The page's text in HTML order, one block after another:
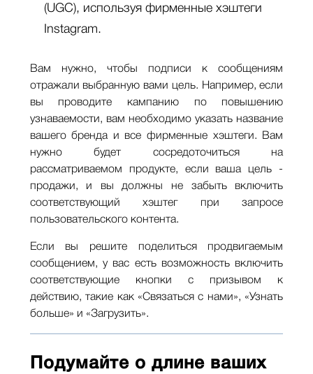
(UGC), используя фирменные хэштеги
Instagram.
Вам нужно, чтобы подписи к сообщениям
отражали выбранную вами цель. Например, если
вы проводите кампанию по повышению
узнаваемости, вам необходимо указать название
вашего бренда и все фирменные хэштеги. Вам
нужно будет сосредоточиться на
рассматриваемом продукте, если ваша цель -
продажи, и вы должны не забыть включить
соответствующий хэштег при запросе
пользовательского контента.
Если вы решите поделиться продвигаемым
сообщением, у вас есть возможность включить
соответствующие кнопки с призывом к
действию, такие как «Связаться с нами», «Узнать
больше» и «Загрузить».
Подумайте о длине ваших